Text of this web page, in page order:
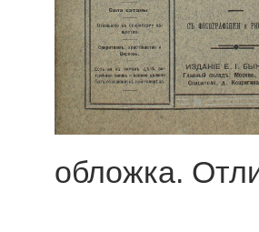
обложка.